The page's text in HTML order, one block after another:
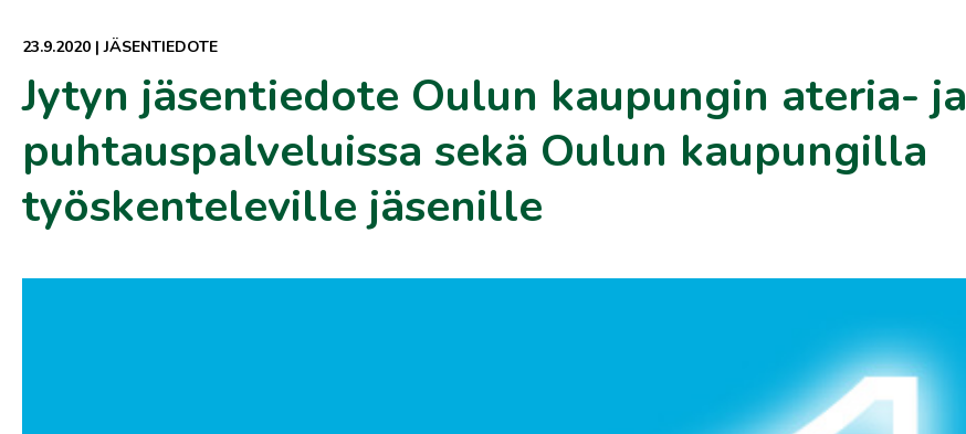
23.9.2020 |JÄSENTIEDOTE
Jytyn jäsentiedote Oulun kaupungin ateria- ja
puhtauspalveluissa sekä Oulun kaupungilla
työskenteleville jäsenille